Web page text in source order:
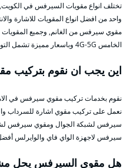
تختلف انواع مقويات السيرفس في
واحد من افضل انواع المقويات للاشارة
مقوي سيرفس من الغانم, وجميع المقويات
الخامس 4G-5G وباسعار مميزة تشمل التوصيل.
اين يجب ان نقوم بتركيب
نقوم بخدمات تركيب مقوي سيرفس في
نعمل على تركيب مقوي اشارة للسرداب
سيرفس لشبكة الجوال ومقوي سيرفس
سيرفس لاجهزة الواي فاي والوايرلس
هل مقوي السيرفس يحل